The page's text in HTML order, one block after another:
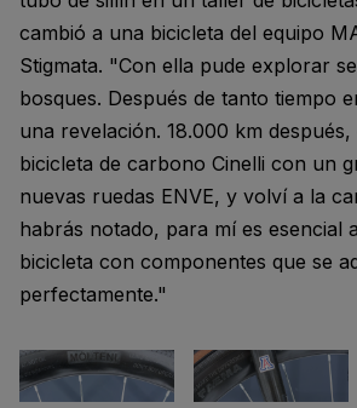
cambió a una bicicleta del equipo
Stigmata. "Con ella pude explorar
bosques. Después de tanto tiempo
una revelación. 18.000 km
bicicleta de carbono Cinelli con un
nuevas ruedas ENVE, y volví a la
habrás notado, para mí es esencial
bicicleta con componentes que se
perfectamente."